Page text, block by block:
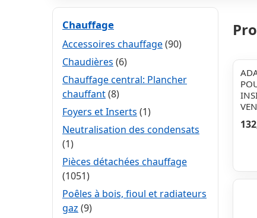
Chauffage
Accessoires chauffage(90)
Chaudières (6)
Chauffage central: Plancher
chauffant(8)
Foyers et Inserts (1)
Neutralisation des condensats
(1)
Pièces détachées chauffage
(1051)
Poêles à bois, fioul et radiateurs
gaz (9)